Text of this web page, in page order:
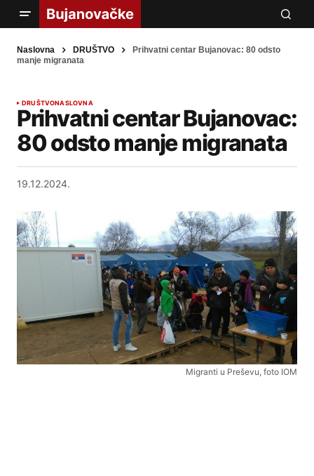
Naslovna DRUŠTVO
Prihvatni centar Bujanovac: 80 odsto
manje migranata
DRUŠTVONASLOVNA
Prihvatni centar Bujanovac:
80 odsto manje migranata
19.12.2024.
Migranti u Preševu, foto IOM